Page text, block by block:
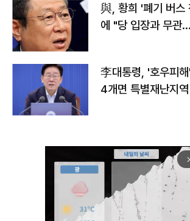
與, 황희 '폐기 버스
에 "당 입장과 무관
李대통령, '호우피
4개면 특별재난지
arrow_forward_ios